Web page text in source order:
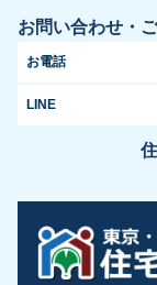
お問い合わせ・
お電話
LINE